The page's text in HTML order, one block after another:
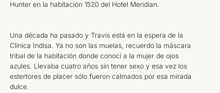
Hunter en la habitación 1520 del Hotel Meridian.
Una década ha pasado y Travis está en la espera de la
Clínica Indisa. Ya no son las muelas, recuerdo la máscara
tribal de la habitación donde conocí a la mujer de ojos
azules. Llevaba cuatro años sin tener sexo y esa vez los
estertores de placer sólo fueron calmados por esa mirada
dulce.